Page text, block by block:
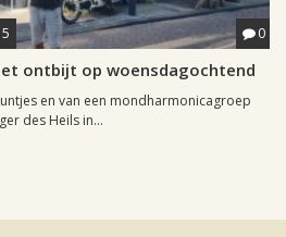
0
ontbijt op woensdagochtend
en van een mondharmonicagroep
des Heils in...